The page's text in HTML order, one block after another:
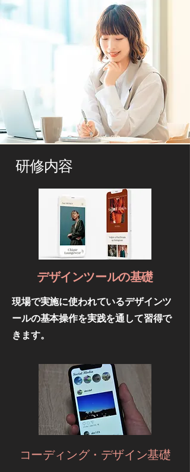
研修内容
​デザインツールの基礎
​現場で実施に使われているデザインツ
ールの基本操作を実践を通して習得で
きます。
​コーディング・デザイン基礎